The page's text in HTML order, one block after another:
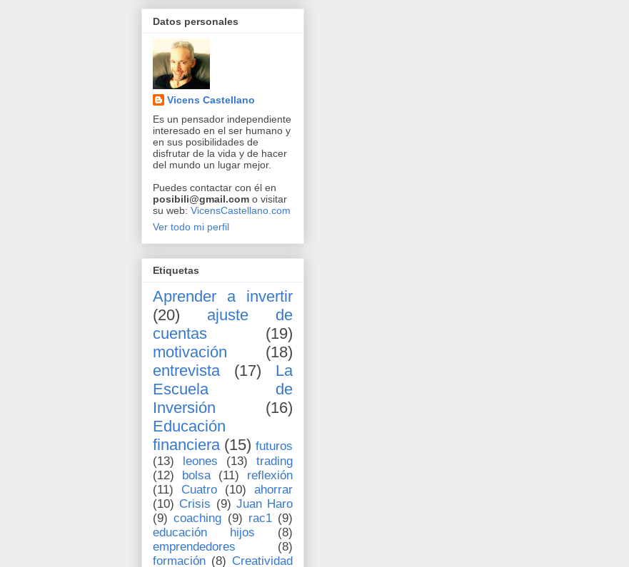
Datos personales
Vicens Castellano
Es un pensador independiente
interesado en el ser humano y
en sus posibilidades de
disfrutar de la vida y de hacer
del mundo un lugar mejor.
Puedes contactar con él en
posibili@gmail.com o visitar
su web: VicensCastellano.com
Ver todo mi perfil
Etiquetas
Aprender a invertir
(20)
ajuste de
cuentas
(19)
motivación
(18)
entrevista
(17)
La
Escuela de
Inversión
(16)
Educación
financiera (15) futuros
(13)
leones (13)
trading
(12)
bolsa (11)
reflexión
(11)
Cuatro (10)
ahorrar
(10) Crisis (9) Juan Haro
(9) coaching (9) rac1 (9)
educación hijos
(8)
emprendedores
(8)
formación (8) Creatividad